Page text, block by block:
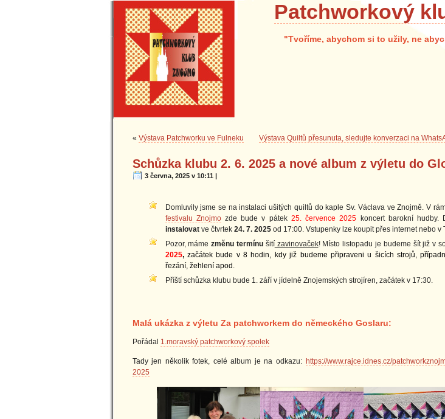
Patchworkový
"Tvoříme, abychom si to užily, ne
« Výstava Patchworku ve Fulneku Výstava Quiltů přesunuta, sledujte konverzaci na
Schůzka klubu 2. 6. 2025 a nové album z výletu do
3 června, 2025 v 10:11 |
Domluvily jsme se na instalaci ušitých quiltů do kaple Sv. Václava ve Znojmě. V
festivalu Znojmozde bude v pátek 25. července 2025 koncert barokní hudby.
instalovatve čtvrtek 24. 7. 2025od 17:00. Vstupenky lze koupit přes internet nebo v
Pozor, mámezměnu termínušitízavinovaček! Místo listopadu je budeme šít již v
2025, začátek bude v 8 hodin, kdy již budeme připraveni u šicích strojů,
řezání, žehlení apod.
Příští schůzka klubu bude 1. září v jídelně Znojemských strojíren, začátek v 17:30.
Malá ukázka z výletu Za patchworkem do německého Goslaru:
Pořádal 1.moravský patchworkový spolek
Tady jen několik fotek, celé album je na odkazu: https://www.rajce.idnes.cz/
2025